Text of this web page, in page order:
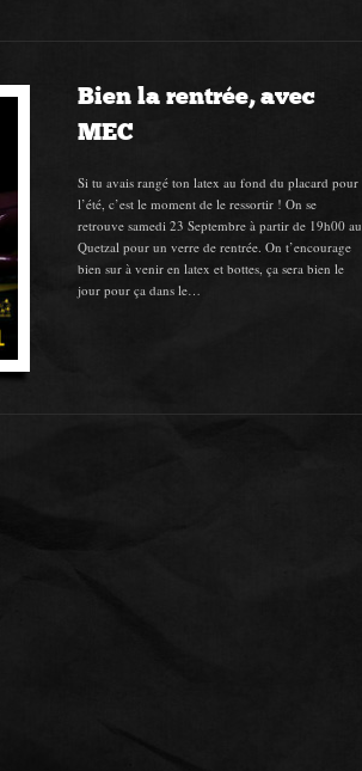
Bien la rentrée, avec
MEC
Si tu avais rangé ton latex au fond du placard pour
l’été, c’est le moment de le ressortir ! On se
retrouve samedi 23 Septembre à partir de 19h00 au
Quetzal pour un verre de rentrée. On t’encourage
bien sur à venir en latex et bottes, ça sera bien le
jour pour ça dans le…